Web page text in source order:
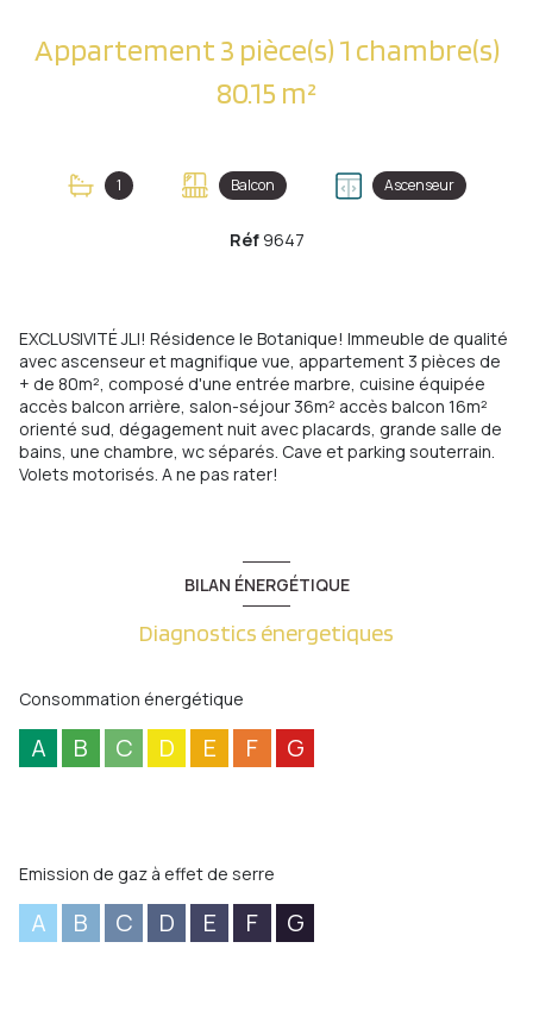
Appartement 3 pièce(s) 1 chambre(s)
80.15 m²
1 Balcon Ascenseur
Réf 9647
EXCLUSIVITÉ JLI! Résidence le Botanique! Immeuble de qualité
avec ascenseur et magnifique vue, appartement 3 pièces de
+ de 80m², composé d'une entrée marbre, cuisine équipée
accès balcon arrière, salon-séjour 36m² accès balcon 16m²
orienté sud, dégagement nuit avec placards, grande salle de
bains, une chambre, wc séparés. Cave et parking souterrain.
Volets motorisés. A ne pas rater!
BILAN ÉNERGÉTIQUE
Diagnostics énergetiques
Consommation énergétique
A B C D E F G
Emission de gaz à effet de serre
A B C D E F G